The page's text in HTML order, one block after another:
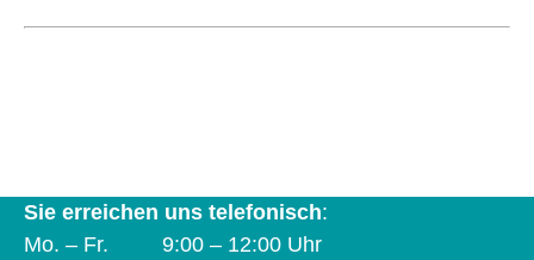
Sie erreichen uns telefonisch:
Mo. – Fr. 9:00 – 12:00 Uhr